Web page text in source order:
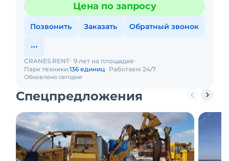
Цена по запросу
Позвонить Заказать Обратный звонок
Обновлено сегодня
CRANES.RENT 9 лет на площадке
Парк техники:136 единиц Работаем 24/7
Спецпредложения